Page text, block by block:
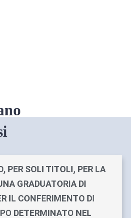
PER SOLI TITOLI, PER LA
GRADUATORIA DI
IL CONFERIMENTO DI
DETERMINATO NEL